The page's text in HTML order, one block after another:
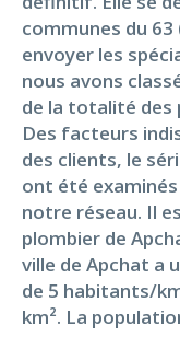
communes du 63
envoyer les
nous avons
de la totalité des
Des facteurs
des clients, le
ont été
notre réseau. Il
plombier de
ville de Apchat a
de 5 habitants/
km². La